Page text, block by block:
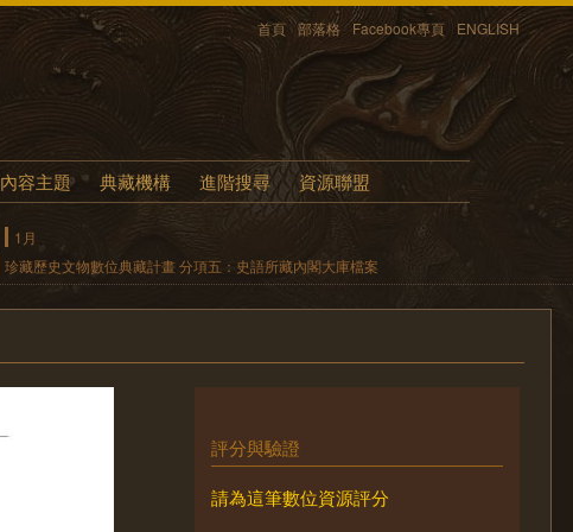
首頁 部落格 Facebook專頁 ENGLISH
內容主題 典藏機構 進階搜尋 資源聯盟
1月
珍藏歷史文物數位典藏計畫 分項五：史語所藏內閣大庫檔案
評分與驗證
請為這筆數位資源評分